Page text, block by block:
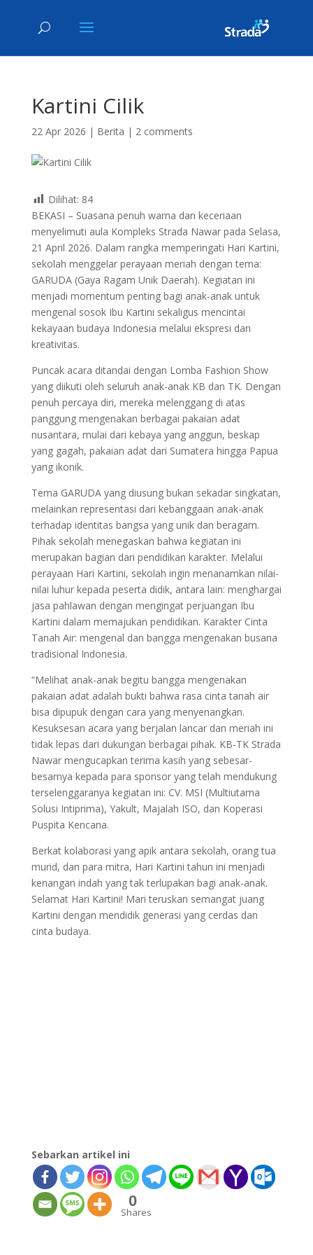
Kartini Cilik
22 Apr 2026 | Berita | 2 comments
Dilihat: 84
BEKASI – Suasana penuh warna dan keceriaan
menyelimuti aula Kompleks Strada Nawar pada Selasa,
21 April 2026. Dalam rangka memperingati Hari Kartini,
sekolah menggelar perayaan meriah dengan tema:
GARUDA (Gaya Ragam Unik Daerah). Kegiatan ini
menjadi momentum penting bagi anak-anak untuk
mengenal sosok Ibu Kartini sekaligus mencintai
kekayaan budaya Indonesia melalui ekspresi dan
kreativitas.
Puncak acara ditandai dengan Lomba Fashion Show
yang diikuti oleh seluruh anak-anak KB dan TK. Dengan
penuh percaya diri, mereka melenggang di atas
panggung mengenakan berbagai pakaian adat
nusantara, mulai dari kebaya yang anggun, beskap
yang gagah, pakaian adat dari Sumatera hingga Papua
yang ikonik.
Tema GARUDA yang diusung bukan sekadar singkatan,
melainkan representasi dari kebanggaan anak-anak
terhadap identitas bangsa yang unik dan beragam.
Pihak sekolah menegaskan bahwa kegiatan ini
merupakan bagian dari pendidikan karakter. Melalui
perayaan Hari Kartini, sekolah ingin menanamkan nilai-
nilai luhur kepada peserta didik, antara lain: menghargai
jasa pahlawan dengan mengingat perjuangan Ibu
Kartini dalam memajukan pendidikan. Karakter Cinta
Tanah Air: mengenal dan bangga mengenakan busana
tradisional Indonesia.
“Melihat anak-anak begitu bangga mengenakan
pakaian adat adalah bukti bahwa rasa cinta tanah air
bisa dipupuk dengan cara yang menyenangkan.
Kesuksesan acara yang berjalan lancar dan meriah ini
tidak lepas dari dukungan berbagai pihak. KB-TK Strada
Nawar mengucapkan terima kasih yang sebesar-
besarnya kepada para sponsor yang telah mendukung
terselenggaranya kegiatan ini: CV. MSI (Multiutama
Solusi Intiprima), Yakult, Majalah ISO, dan Koperasi
Puspita Kencana.
Berkat kolaborasi yang apik antara sekolah, orang tua
murid, dan para mitra, Hari Kartini tahun ini menjadi
kenangan indah yang tak terlupakan bagi anak-anak.
Selamat Hari Kartini! Mari teruskan semangat juang
Kartini dengan mendidik generasi yang cerdas dan
cinta budaya.
Sebarkan artikel ini
0
Shares